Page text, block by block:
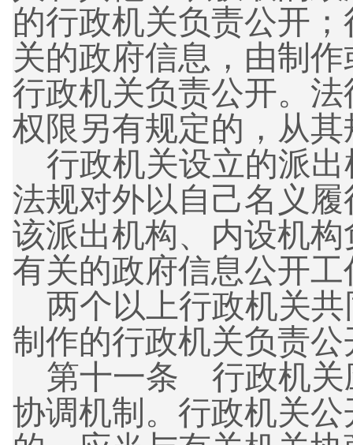
的行政机关负责公开
关的政府信息，由制
行政机关负责公开。
权限另有规定的，从
行政机关设立的派
法规对外以自己名义
该派出机构、内设机
有关的政府信息公开
两个以上行政机关
制作的行政机关负责
第十一条 行政机
协调机制。行政机关